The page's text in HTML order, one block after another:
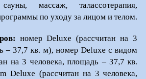
массаж, талассотерапия,
по уходу за лицом и телом.
номер Deluxe (рассчитан на 3
– 37,7 кв. м), номер Deluxe с видом
на 3 человека, площадь – 37,7 кв.
Deluxe (рассчитан на 3 человека,